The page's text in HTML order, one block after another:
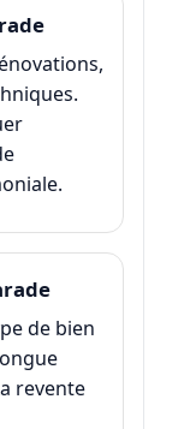
de bien
revente